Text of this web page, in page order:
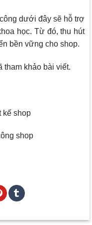
dưới đây sẽ hỗ trợ
học. Từ đó, thu hút
bền vững cho shop.
tham khảo bài viết.
kế shop
shop